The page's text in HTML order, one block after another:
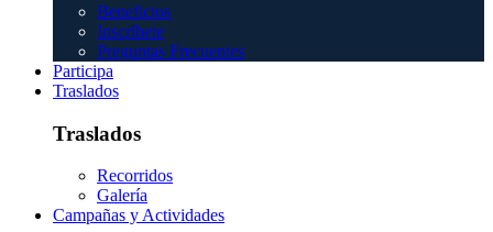
Beneficios
Inscríbete
Preguntas Frecuentes
Participa
Traslados
Traslados
Recorridos
Galería
Campañas y Actividades